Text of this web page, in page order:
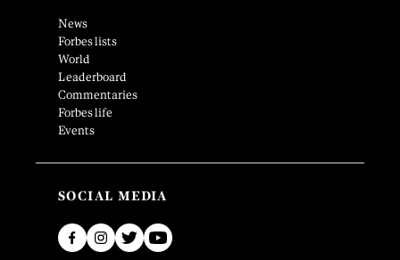
News
Forbes lists
World
Leaderboard
Commentaries
Forbes life
Events
SOCIAL MEDIA